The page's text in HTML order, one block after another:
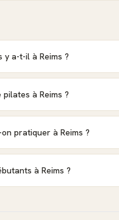
y a-t-il à Reims ?
à Reims ?
pratiquer à Reims ?
à Reims ?